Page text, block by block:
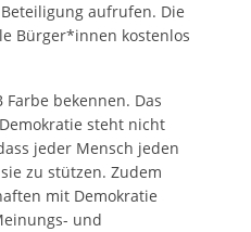
aufrufen. Die
Bürger*innen kostenlos
bekennen. Das
steht nicht
jeder Mensch jeden
zu stützen. Zudem
mit Demokratie
und